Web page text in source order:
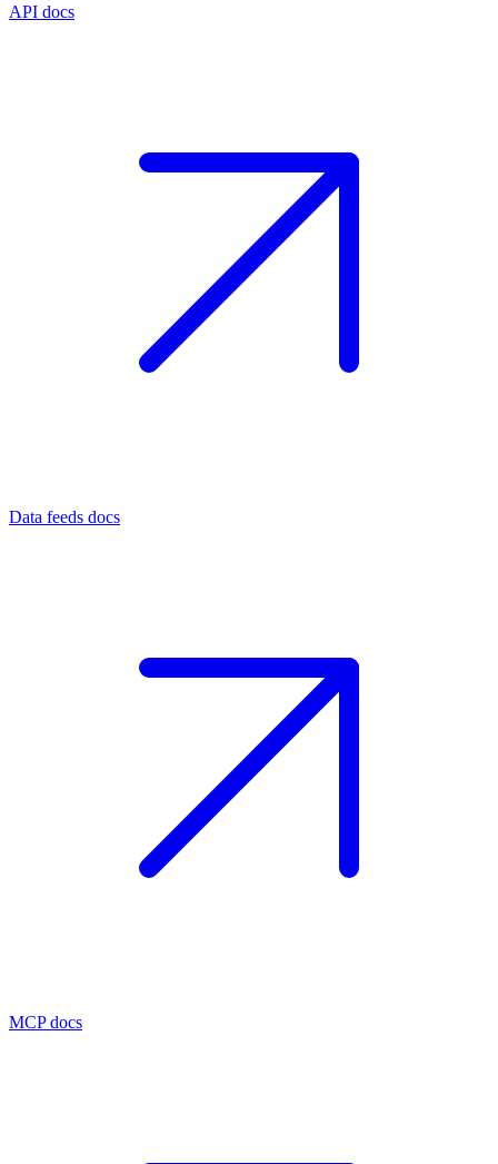
API docs
Data feeds docs
MCP docs